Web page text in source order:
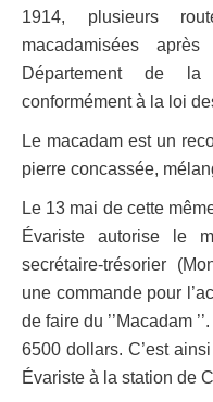
1914, plusieurs
macadamisées
Département de
conformément à la loi
Le macadam est un
pierre concassée,
Le 13 mai de cette
Évariste autorise le
secrétaire-trésorier
une commande pour
de faire du ’’Macadam
6500 dollars. C’est
Évariste à la station de